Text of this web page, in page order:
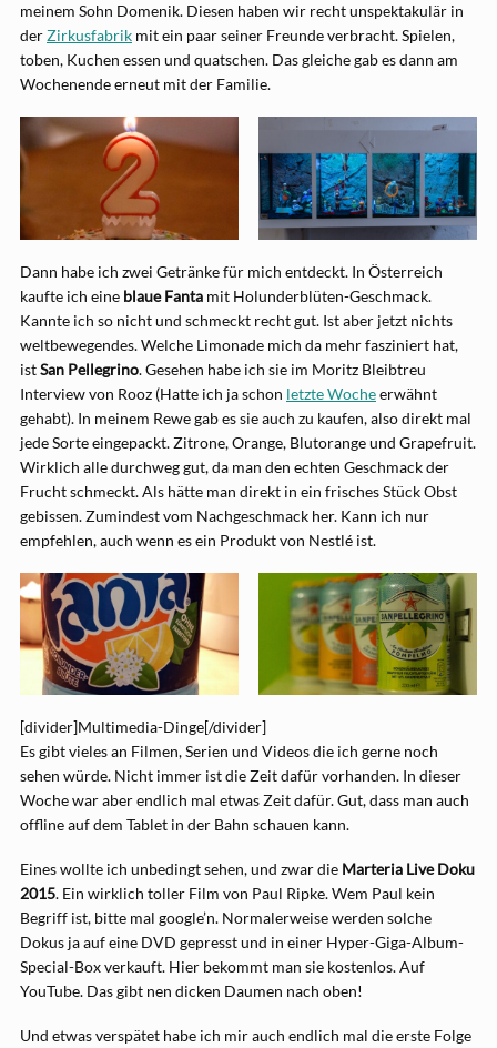
meinem Sohn Domenik. Diesen haben wir recht unspektakulär in
derZirkusfabrik mit ein paar seiner Freunde verbracht. Spielen,
toben, Kuchen essen und quatschen. Das gleiche gab es dann am
Wochenende erneut mit der Familie.
Dann habe ich zwei Getränke für mich entdeckt. In Österreich
kaufte ich eine blaue Fanta mit Holunderblüten-Geschmack.
Kannte ich so nicht und schmeckt recht gut. Ist aber jetzt nichts
weltbewegendes. Welche Limonade mich da mehr fasziniert hat,
istSan Pellegrino. Gesehen habe ich sie im Moritz Bleibtreu
Interview von Rooz (Hatte ich ja schon letzte Wocheerwähnt
gehabt). In meinem Rewe gab es sie auch zu kaufen, also direkt mal
jede Sorte eingepackt. Zitrone, Orange, Blutorange und Grapefruit.
Wirklich alle durchweg gut, da man den echten Geschmack der
Frucht schmeckt. Als hätte man direkt in ein frisches Stück Obst
gebissen. Zumindest vom Nachgeschmack her. Kann ich nur
empfehlen, auch wenn es ein Produkt von Nestlé ist.
[divider]Multimedia-Dinge[/divider]
Es gibt vieles an Filmen, Serien und Videos die ich gerne noch
sehen würde. Nicht immer ist die Zeit dafür vorhanden. In dieser
Woche war aber endlich mal etwas Zeit dafür. Gut, dass man auch
offline auf dem Tablet in der Bahn schauen kann.
Eines wollte ich unbedingt sehen, und zwar die Marteria Live Doku
2015. Ein wirklich toller Film von Paul Ripke. Wem Paul kein
Begriff ist, bitte mal google’n. Normalerweise werden solche
Dokus ja auf eine DVD gepresst und in einer Hyper-Giga-Album-
Special-Box verkauft. Hier bekommt man sie kostenlos. Auf
YouTube. Das gibt nen dicken Daumen nach oben!
Und etwas verspätet habe ich mir auch endlich mal die erste Folge